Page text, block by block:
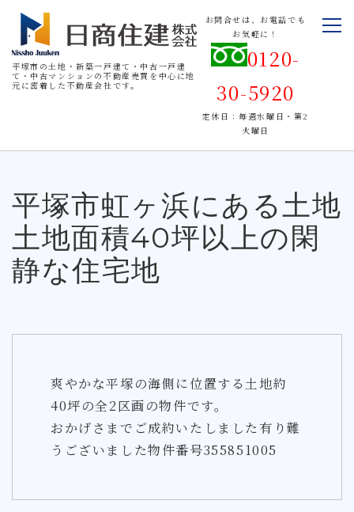
平塚市の土地・新築一戸建て・中古一戸建
て・中古マンションの不動産売買を中心に地
元に密着した不動産会社です。
お問合せは、お電話でも
お気軽に！
0120-
30-5920
定休日：毎週水曜日・第2
火曜日
平塚市虹ヶ浜にある土地
土地面積40坪以上の閑
静な住宅地
爽やかな平塚の海側に位置する土地約
40坪の全2区画の物件です。
おかげさまでご成約いたしました有り難
うございました物件番号355851005